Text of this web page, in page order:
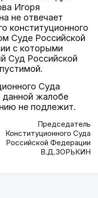
Игоря
не отвечает
конституционного
Суде Российской
с которыми
Суд Российской
Суда
данной жалобе
не подлежит.
Председатель
Конституционного Суда
Российской Федерации
В.Д.ЗОРЬКИН